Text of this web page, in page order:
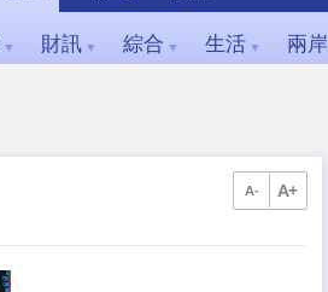
▼ 財訊 ▼ 綜合 ▼ 生活 ▼ 兩岸
A- A+